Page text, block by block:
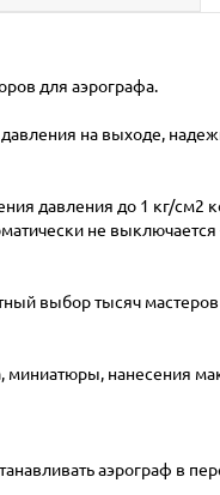
для аэрографа.
на выходе,
давления до 1 кг/см2
не
выбор тысяч
нанесения
аэрограф в